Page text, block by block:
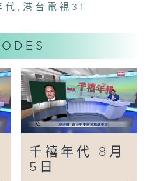
面積增至逾22公頃 兩
務委員會主席 劉智鵬
上調最低工資增膳食津
主席 陳東風
誤認腦膜炎為普通感冒
病學會會長 關日華醫
代 ,港台電視31
千禧年代 8月
5日